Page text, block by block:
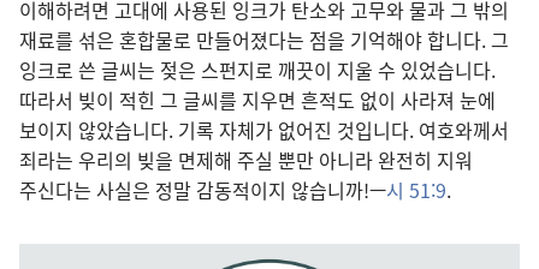
이해하려면 고대에 사용된 잉크가 탄소와 고무와 물과 그 밖의
재료를 섞은 혼합물로 만들어졌다는 점을 기억해야 합니다. 그
잉크로 쓴 글씨는 젖은 스펀지로 깨끗이 지울 수 있었습니다.
따라서 빚이 적힌 그 글씨를 지우면 흔적도 없이 사라져 눈에
보이지 않았습니다. 기록 자체가 없어진 것입니다. 여호와께서
죄라는 우리의 빚을 면제해 주실 뿐만 아니라 완전히 지워
주신다는 사실은 정말 감동적이지 않습니까!—시 51:9.